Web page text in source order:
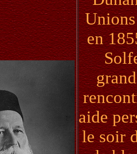
en
aide
le soir